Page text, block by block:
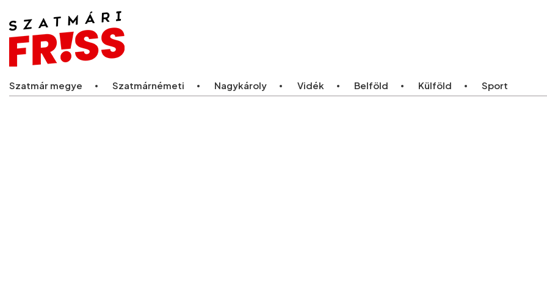
Szatmár megye Szatmárnémeti Nagykároly Vidék Belföld Külföld Sport